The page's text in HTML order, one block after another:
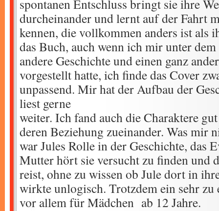
spontanen Entschluss bringt sie ihre
durcheinander und lernt auf der Fahrt
kennen, die vollkommen anders ist als
das Buch, auch wenn ich mir unter
andere Geschichte und einen ganz
vorgestellt hatte, ich finde das Cover
unpassend. Mir hat der Aufbau der
liest gerne
weiter. Ich fand auch die Charaktere
deren Beziehung zueinander. Was mir
war Jules Rolle in der Geschichte, das
Mutter hört sie versucht zu finden und
reist, ohne zu wissen ob Jule dort in
wirkte unlogisch. Trotzdem ein sehr zu
vor allem für Mädchen ab 12 Jahre.